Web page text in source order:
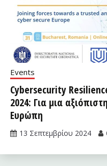
Events
Cybersecurity
2024: Για μια
Ευρώπη
13 Σεπτεμβρίου 2024